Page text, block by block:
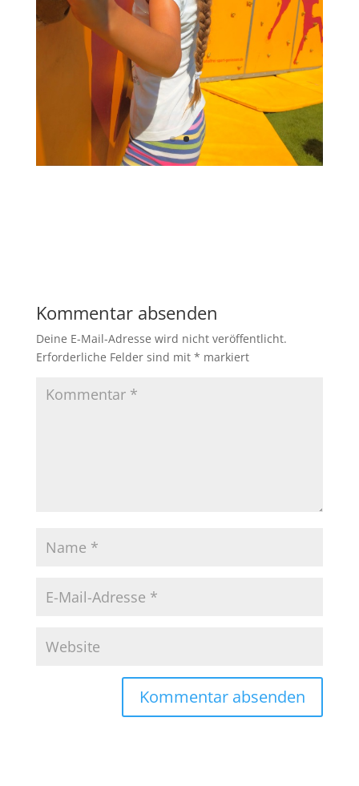
Kommentar absenden
Deine E-Mail-Adresse wird nicht veröffentlicht.
Erforderliche Felder sind mit * markiert